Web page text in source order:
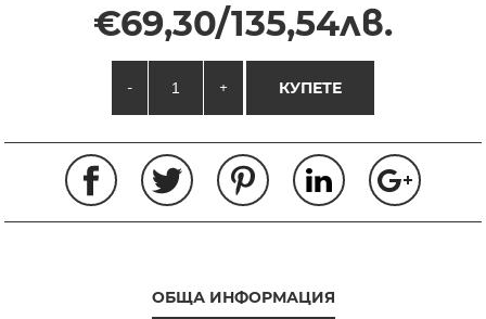
€69,30/135,54лв.
- + КУПЕТЕ
ОБЩА ИНФОРМАЦИЯ